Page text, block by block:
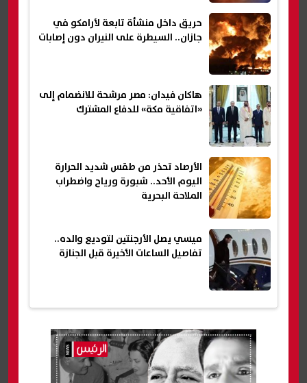
حريق داخل منشأة تابعة لأرامكو في
جازان.. السيطرة على النيران دون إصابات
هاكان فيدان: مصر مرشحة للانضمام إلى
«اتفاقية مكة» للدفاع المشترك
الأرصاد تحذر من طقس شديد الحرارة
اليوم الأحد.. شبورة ورياح واضطراب
الملاحة البحرية
ميسي يصل الأرجنتين لتوديع والده..
تفاصيل الساعات الأخيرة قبل الجنازة